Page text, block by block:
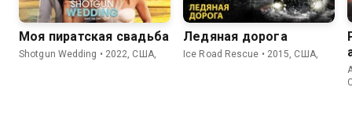
Моя пиратская свадьба
Shotgun Wedding • 2022, США,
Ледяная дорога
Ice Road Rescue • 2015, США,